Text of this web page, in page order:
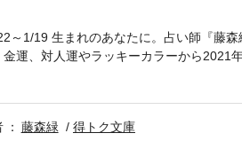
～1/19 生まれのあなたに。占い師『藤
金運、対人運やラッキーカラーから2021
情運ってこうなんだ」「仕事、金運って
あなたの仕事運◎2021年のあなたの愛情
藤森緑
得トク文庫